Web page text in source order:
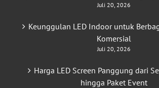
Juli 20, 2026
Keunggulan LED Indoor untuk
Komersial
Juli 20, 2026
Harga LED Screen Panggung dari
hingga Paket Event